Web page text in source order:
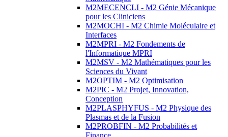
M2MECENCLI - M2 Génie Mécanique
pour les Cliniciens
M2MOCHI - M2 Chimie Moléculaire et
Interfaces
M2MPRI - M2 Fondements de
l'Informatique MPRI
M2MSV - M2 Mathématiques pour les
Sciences du Vivant
M2OPTIM - M2 Optimisation
M2PIC - M2 Projet, Innovation,
Conception
M2PLASPHYFUS - M2 Physique des
Plasmas et de la Fusion
M2PROBFIN - M2 Probabilités et
Finance